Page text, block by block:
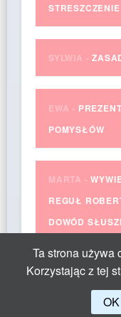
SYLWIA -
EWA -
POMYSŁÓW
MARTA -
REGUŁ
DOWÓD
Ta strona używa
Korzystając z tej
OK